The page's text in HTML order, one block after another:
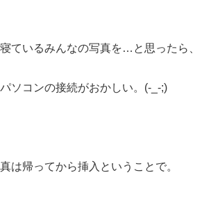
ているみんなの写真を…と思ったら、
ソコンの接続がおかしい。(-_-;)
は帰ってから挿入ということで。